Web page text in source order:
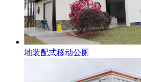
地装配式移动公厕